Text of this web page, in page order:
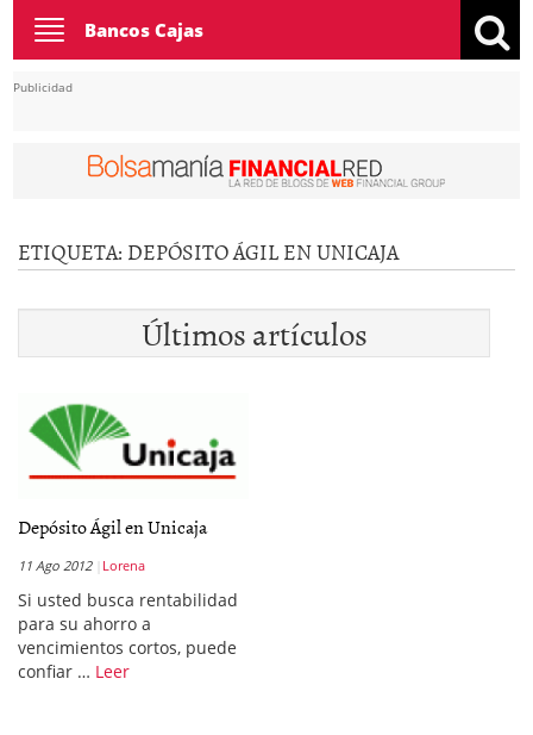
Toggle
navigation
Bancos Cajas
Publicidad
ETIQUETA: DEPÓSITO ÁGIL EN UNICAJA
Últimos artículos
Depósito Ágil en Unicaja
11 Ago 2012 Lorena
Si usted busca rentabilidad
para su ahorro a
vencimientos cortos, puede
confiar … Leer